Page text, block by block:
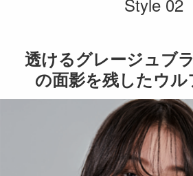
透けるグレージュブ
の面影を残したウ